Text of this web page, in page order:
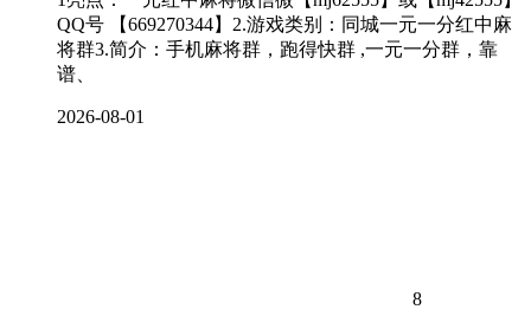
QQ号 【669270344】2.游戏类别：同城一元一分红中麻
将群3.简介：手机麻将群，跑得快群 ,一元一分群，靠
谱、
2026-08-01
8